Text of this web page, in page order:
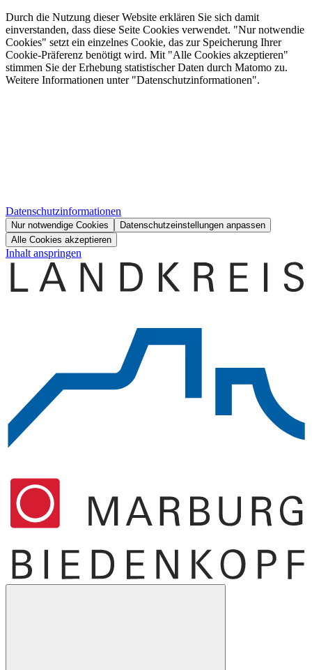
Durch die Nutzung dieser Website erklären Sie sich damit
einverstanden, dass diese Seite Cookies verwendet. "Nur notwendie
Cookies" setzt ein einzelnes Cookie, das zur Speicherung Ihrer
Cookie-Präferenz benötigt wird. Mit "Alle Cookies akzeptieren"
stimmen Sie der Erhebung statistischer Daten durch Matomo zu.
Weitere Informationen unter "Datenschutzinformationen".
Datenschutzinformationen
Nur notwendige Cookies
Datenschutzeinstellungen anpassen
Alle Cookies akzeptieren
Inhalt anspringen